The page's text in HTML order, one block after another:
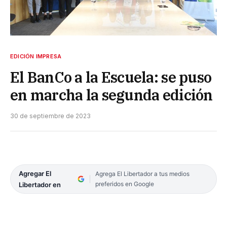
EDICIÓN IMPRESA
El BanCo a la Escuela: se puso
en marcha la segunda edición
30 de septiembre de 2023
Agregar El
Libertador en
Agrega El Libertador a tus medios
preferidos en Google